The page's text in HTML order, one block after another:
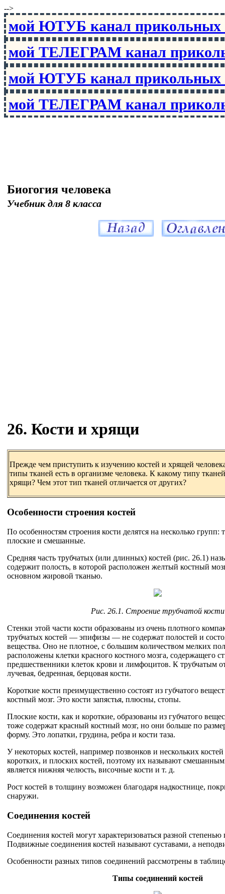
-->
мой ЮТУБ канал
мой ТЕЛЕГРАМ канал
мой ЮТУБ канал
мой ТЕЛЕГРАМ канал
Биогогия человека
Учебник для 8 класса
26. Кости и хрящи
Прежде чем приступить к изучению костей и хрящей
типы тканей есть в организме человека. К какому типу
хрящи? Чем этот тип тканей отличается от других?
Особенности строения костей
По особенностям строения кости делятся на несколько групп:
плоские и смешанные.
Средняя часть трубчатых (или длинных) костей (рис. 26.1)
содержит полость, в которой расположен желтый костный
основном жировой тканью.
Рис. 26.1. Строение трубчатой кости
Стенки этой части кости образованы из очень плотного
трубчатых костей — эпифизы — не содержат полостей и
вещества. Оно не плотное, с большим количеством мелких
расположены клетки красного костного мозга, содержащего
предшественники клеток крови и лимфоцитов. К трубчатым
лучевая, бедренная, берцовая кости.
Короткие кости преимущественно состоят из губчатого
костный мозг. Это кости запястья, плюсны, стопы.
Плоские кости, как и короткие, образованы из губчатого
тоже содержат красный костный мозг, но они больше по
форму. Это лопатки, грудина, ребра и кости таза.
У некоторых костей, например позвонков и нескольких
коротких, и плоских костей, поэтому их называют
является нижняя челюсть, височные кости и т. д.
Рост костей в толщину возможен благодаря надкостнице,
снаружи.
Соединения костей
Соединения костей могут характеризоваться разной
Подвижные соединения костей называют суставами, а
Особенности разных типов соединений рассмотрены в
Типы соединений костей